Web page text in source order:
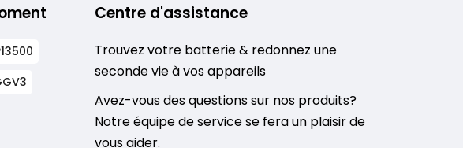
Centre d'assistance
Trouvez votre batterie & redonnez une
seconde vie à vos appareils
Avez-vous des questions sur nos produits?
Notre équipe de service se fera un plaisir de
vous aider.